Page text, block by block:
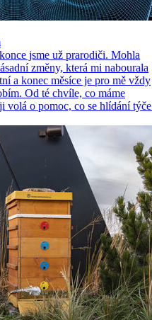
jsme už prarodiči. Mohla
změny, která mi nabourala
a konec měsíce je pro mě vždy
Od té chvíle, co máme
volá o pomoc, co se hlídání